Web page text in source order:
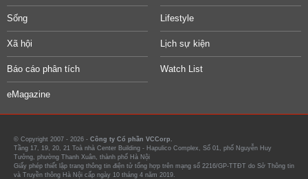
Sống Lifestyle
Xã hội Lịch sự kiện
Báo cáo phân tích Watch List
eMagazine
© Copyright 2007 - 2026 - Công ty Cổ phần VCCorp.
Tầng 17, 19, 20, 21 Toà nhà Center Building - Hapulico Complex, Số 01, phố Nguyễn Huy
Tưởng, phường Thanh Xuân, thành phố Hà Nội
Giấy phép thiết lập trang thông tin điện tử tổng hợp trên mạng số 2216/GP-TTĐT do Sở Thông tin
và Truyền thông Hà Nội cấp ngày 10 tháng 4 năm 2019.